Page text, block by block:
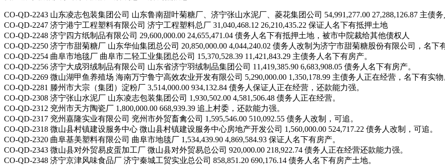
CO-QD-2243 山东凌志包装集团公司 山东鲁南甜叶菊糖厂、济宁张山水泥厂、菱花集团公司 54,991,277.00 27,288,126.87 主
CO-QD-2247 济宁港宁工程塑料有限公司 济宁工程塑料总厂 31,040,468.12 26,210,435.22 保证人名下有抵押土地
CO-QD-2248 济宁四方纸制品有限公司 29,600,000.00 24,655,471.04 债务人名下有抵押土地，被市中院裁给其他债权人
CO-QD-2250 济宁市甜菊糖厂 山东华仙集团总公司 20,850,000.00 4,044,240.02 债务人改制为济宁市甜菊糖股份有限公司，名下
CO-QD-2254 曲阜市地毯厂 曲阜市二轻工业集团总公司 15,370,528.39 11,421,843.29 主债务人名下有房产。
CO-QD-2256 济宁大成羽绒制品有限公司 山东省济宁羽绒制品集团公司 11,419,385.90 6,683,908.05 债务人名下有房产。
CO-QD-2269 微山湖甲鱼养殖场 海南万宁鲁宁高效农业开发有限公司 5,290,000.00 1,350,178.99 主债务人正在经营，名下有实物
CO-QD-2281 滕州市大宗（集团）淀粉厂 3,514,000.00 934,132.84 债务人保证人正在经营，还款能力强。
CO-QD-2308 济宁张山水泥厂 山东凌志包装集团公司 1,930,502.00 4,581,506.48 债务人正在经营。
CO-QD-2312 兖州市天方陶瓷厂 1,800,000.00 668,939.39 追上村委，还款能力强。
CO-QD-2317 兖州嘉隆实业有限公司 兖州市外贸畜禽公司 1,595,546.00 510,092.55 债务人改制，可追。
CO-QD-2318 微山县村镇建设服务中心 微山县村镇建设服务中心房地产开发公司 1,560,000.00 524,717.22 债务人改制，可追。
CO-QD-2320 曲阜基美塑料有限公司 曲阜市地毯厂 1,534,439.90 4,869,584.93 保证人名下有房产。
CO-QD-2343 微山县对外贸易皮蛋加工厂 微山县对外贸易总公司 920,000.00 218,922.74 债务人正在经营还款能力强。
CO-QD-2348 济宁京津风味食品厂 济宁秦城工贸实业总公司 858,851.20 690,176.14 债务人名下有房产土地。